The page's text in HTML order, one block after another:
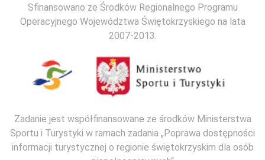
Sfinansowano ze Środków Regionalnego Programu
Operacyjnego Województwa Świętokrzyskiego na lata
2007-2013.
Zadanie jest współfinansowane ze środków Ministerstwa
Sportu i Turystyki w ramach zadania „Poprawa dostępności
informacji turystycznej o regionie świętokrzyskim dla osób